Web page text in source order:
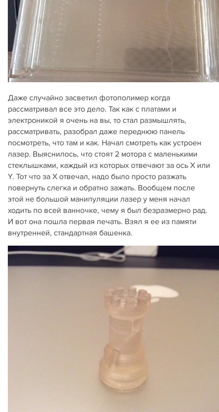
Даже случайно засветил фотополимер когда
рассматривал все это дело. Так как с платами и
электроникой я очень на вы, то стал размышлять,
рассматривать, разобрал даже переднюю панель
посмотреть, что там и как. Начал смотреть как устроен
лазер. Выяснилось, что стоят 2 мотора с маленькими
стеклышками, каждый из которых отвечают за ось Х или
Y. Тот что за Х отвечал, надо было просто разжать
повернуть слегка и обратно зажать. Вообщем после
этой не большой манипуляции лазер у меня начал
ходить по всей ванночке, чему я был безразмерно рад.
И вот она пошла первая печать. Взял я ее из памяти
внутренней, стандартная башенка.